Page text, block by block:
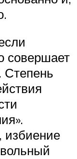
совершает
Степень
избиение